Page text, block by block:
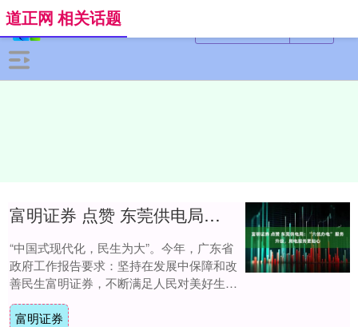
道正网 相关话题
富明证券 点赞 东莞供电局：“六优办电” 服务升级，用电服务更贴心
“中国式现代化，民生为大”。今年，广东省
政府工作报告要求：坚持在发展中保障和改
善民生富明证券，不断满足人民对美好生活
的向往。中共东莞市委十五届九次全会提
出：深入....
富明证券